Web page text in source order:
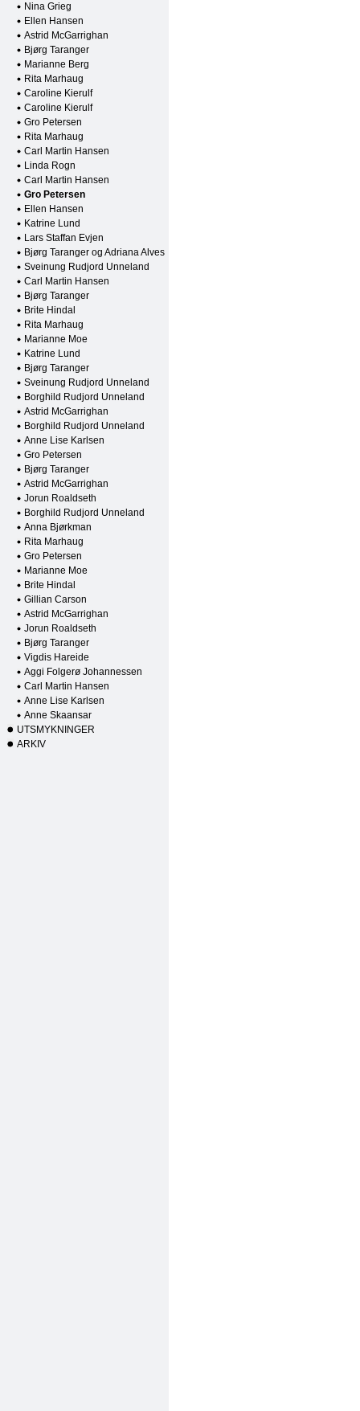
Nina Grieg
Ellen Hansen
Astrid McGarrighan
Bjørg Taranger
Marianne Berg
Rita Marhaug
Caroline Kierulf
Caroline Kierulf
Gro Petersen
Rita Marhaug
Carl Martin Hansen
Linda Rogn
Carl Martin Hansen
Gro Petersen
Ellen Hansen
Katrine Lund
Lars Staffan Evjen
Bjørg Taranger og Adriana Alves
Sveinung Rudjord Unneland
Carl Martin Hansen
Bjørg Taranger
Brite Hindal
Rita Marhaug
Marianne Moe
Katrine Lund
Bjørg Taranger
Sveinung Rudjord Unneland
Borghild Rudjord Unneland
Astrid McGarrighan
Borghild Rudjord Unneland
Anne Lise Karlsen
Gro Petersen
Bjørg Taranger
Astrid McGarrighan
Jorun Roaldseth
Borghild Rudjord Unneland
Anna Bjørkman
Rita Marhaug
Gro Petersen
Marianne Moe
Brite Hindal
Gillian Carson
Astrid McGarrighan
Jorun Roaldseth
Bjørg Taranger
Vigdis Hareide
Aggi Folgerø Johannessen
Carl Martin Hansen
Anne Lise Karlsen
Anne Skaansar
UTSMYKNINGER
ARKIV